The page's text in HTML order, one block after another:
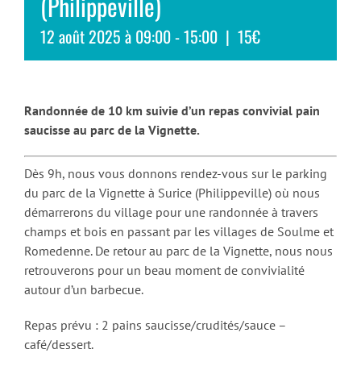
12 août 2025 à 09:00-15:00 | 15€
Randonnée de 10 km suivie d’un repas convivial pain
saucisse au parc de la Vignette.
Dès 9h, nous vous donnons rendez-vous sur le parking
du parc de la Vignette à Surice (Philippeville) où nous
démarrerons du village pour une randonnée à travers
champs et bois en passant par les villages de Soulme et
Romedenne. De retour au parc de la Vignette, nous nous
retrouverons pour un beau moment de convivialité
autour d’un barbecue.
Repas prévu : 2 pains saucisse/crudités/sauce –
café/dessert.